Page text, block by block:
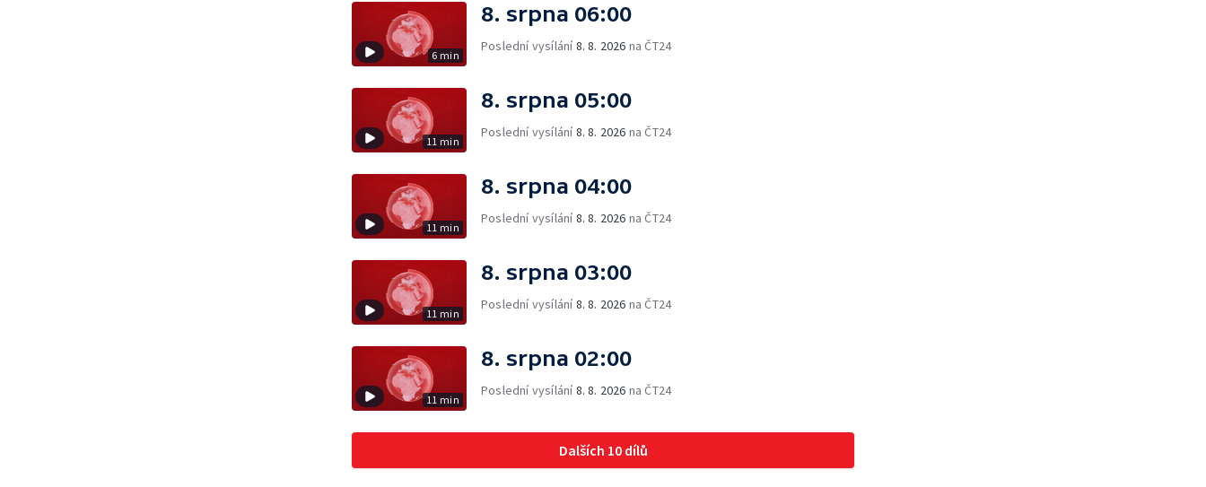
6 min
8. srpna 06:00
Poslední vysílání8. 8. 2026 na ČT24
11 min
8. srpna 05:00
Poslední vysílání8. 8. 2026 na ČT24
11 min
8. srpna 04:00
Poslední vysílání8. 8. 2026 na ČT24
11 min
8. srpna 03:00
Poslední vysílání8. 8. 2026 na ČT24
11 min
8. srpna 02:00
Poslední vysílání8. 8. 2026 na ČT24
Dalších 10 dílů